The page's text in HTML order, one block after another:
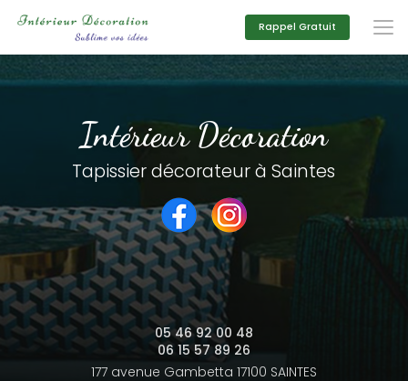
principal
Rappel Gratuit
Intérieur Décoration
Tapissier décorateur à Saintes
05 46 92 00 48
06 15 57 89 26
177 avenue Gambetta 17100 SAINTES